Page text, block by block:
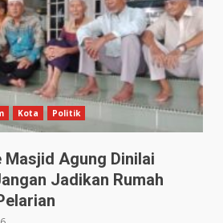
Kota Politik
Masjid Agung Dinilai
Jadikan Rumah